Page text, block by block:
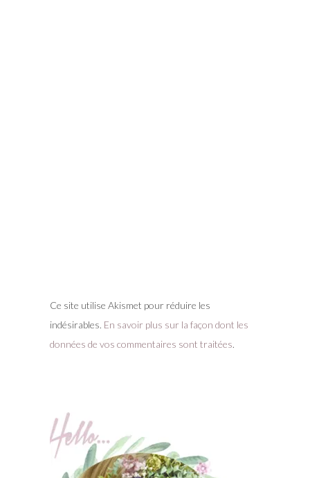
Ce site utilise Akismet pour réduire les
indésirables. En savoir plus sur la façon dont les
données de vos commentaires sont traitées.